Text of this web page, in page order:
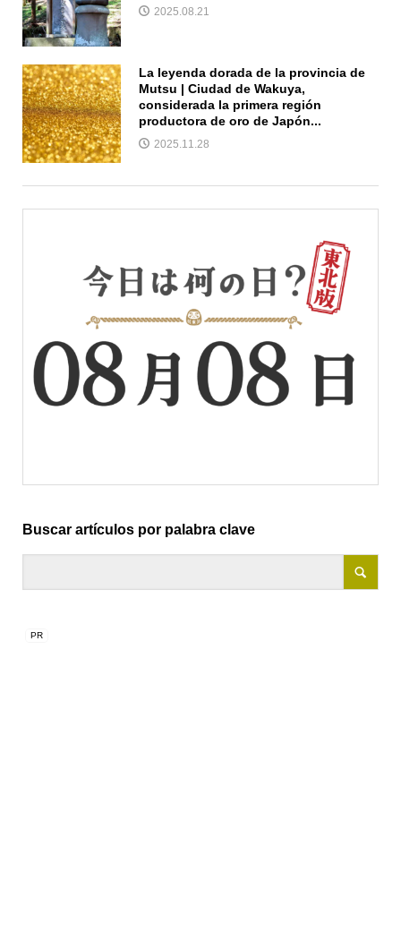
2025.08.21
La leyenda dorada de la provincia de
Mutsu | Ciudad de Wakuya,
considerada la primera región
productora de oro de Japón...
2025.11.28
Buscar artículos por palabra clave